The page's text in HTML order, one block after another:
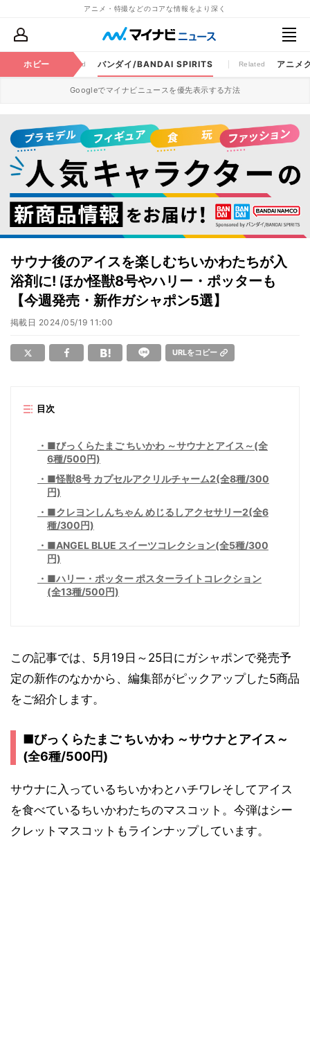
アニメ・特撮などのコアな情報をより深く
ホビーSponsored バンダイ/BANDAI SPIRITS Related アニメ
Googleでマイナビニュースを優先表示する方法
サウナ後のアイスを楽しむちいかわたちが入
浴剤に! ほか怪獣8号やハリー・ポッターも
【今週発売・新作ガシャポン5選】
掲載日 2024/05/19 11:00
URLをコピー
目次
■びっくらたまご ちいかわ ～サウナとアイス～(全
6種/500円)
■怪獣8号 カプセルアクリルチャーム2(全8種/300
円)
■クレヨンしんちゃん めじるしアクセサリー2(全6
種/300円)
■ANGEL BLUE スイーツコレクション(全5種/300
円)
■ハリー・ポッター ポスターライトコレクション
(全13種/500円)
この記事では、5月19日～25日にガシャポンで発売予
定の新作のなかから、編集部がピックアップした5商品
をご紹介します。
■びっくらたまご ちいかわ ～サウナとアイス～
(全6種/500円)
サウナに入っているちいかわとハチワレそしてアイス
を食べているちいかわたちのマスコット。今弾はシー
クレットマスコットもラインナップしています。